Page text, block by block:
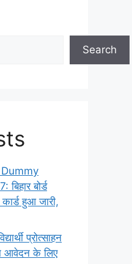
Search
बोर्ड
हुआ जारी,
प्रोत्साहन
आवेदन के लिए